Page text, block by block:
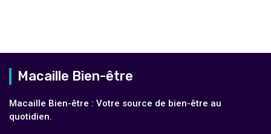
Macaille Bien-être
Macaille Bien-être : Votre source de bien-être au
quotidien.